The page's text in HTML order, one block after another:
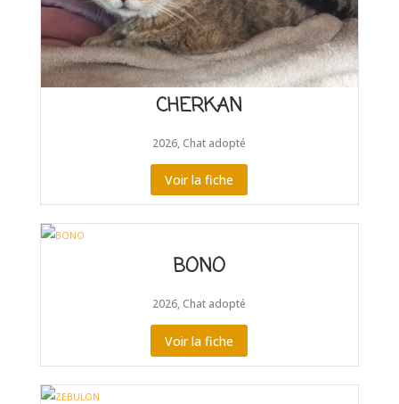
CHERKAN
2026, Chat adopté
Voir la fiche
BONO
2026, Chat adopté
Voir la fiche